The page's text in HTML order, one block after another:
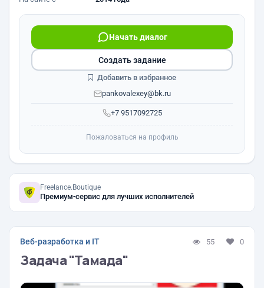
+7 9517092725
Начать диалог
pankovalexey@bk.ru
Создать задание
Добавить в избранное
Пожаловаться на профиль
Freelance.Boutique
Премиум-сервис для лучших исполнителей
Веб-разработка и IT 55 0
Задача "Тамада"